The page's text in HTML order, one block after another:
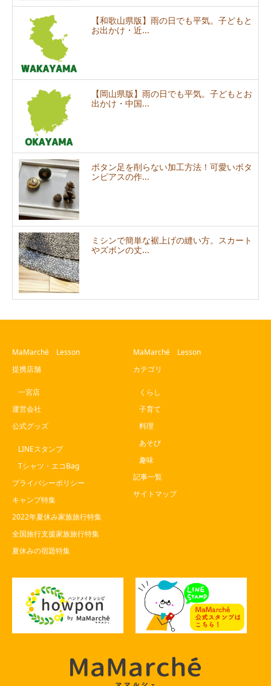
【和歌山県版】雨の日でも平気。子どもと
お出かけ・近...
【岡山県版】雨の日でも平気。子どもとお
出かけ・中国...
ボタン足を削らない加工方法！可愛いボタ
ンピアスの作...
ミシンで簡単な裾上げの縫い方。スカート
やズボンの丈...
MaMarché Lesson
提携店舗
一宮店
運営会社
公式グッズ
LINEスタンプ
Tシャツ・エコBag
プライバシーポリシー
キャンプ特集
2022年夏休み家族旅行特集
全国旅行支援家族旅行特集
夏休みの宿題特集
MaMarché Lesson
カテゴリ
くらし
子育て
料理
あそび
趣味
記事一覧
サイトマップ